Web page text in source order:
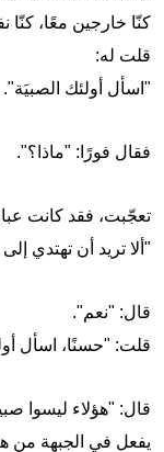
كنّا خارجين معًا،
قلت له:
"اسأل أولئك الصبيَة".
فقال فورًا: "ماذا؟".
تعجّبت، فقد كانت
"ألا تريد أن تهتدي
قال: "نعم".
قلت: "حسنًا، اسأل
قال: "هؤلاء ليسوا
يفعل في الجبهة من